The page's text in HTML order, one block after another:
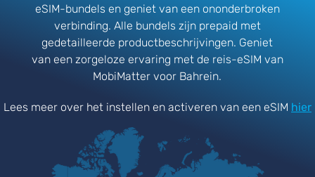
eSIM-bundels en geniet van een ononderbroken
verbinding. Alle bundels zijn prepaid met
gedetailleerde productbeschrijvingen. Geniet
van een zorgeloze ervaring met de reis-eSIM van
MobiMatter voor Bahrein.
Lees meer over het instellen en activeren van een eSIM hier